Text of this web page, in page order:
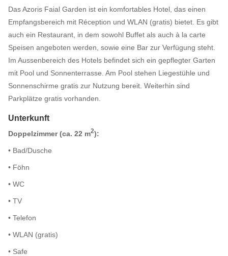
Das Azoris Faial Garden ist ein komfortables Hotel, das einen
Empfangsbereich mit Réception und WLAN (gratis) bietet. Es gibt
auch ein Restaurant, in dem sowohl Buffet als auch à la carte
Speisen angeboten werden, sowie eine Bar zur Verfügung steht.
Im Aussenbereich des Hotels befindet sich ein gepflegter Garten
mit Pool und Sonnenterrasse. Am Pool stehen Liegestühle und
Sonnenschirme gratis zur Nutzung bereit. Weiterhin sind
Parkplätze gratis vorhanden.
Unterkunft
Doppelzimmer (ca. 22 m2):
• Bad/Dusche
• Föhn
• WC
• TV
• Telefon
• WLAN (gratis)
• Safe